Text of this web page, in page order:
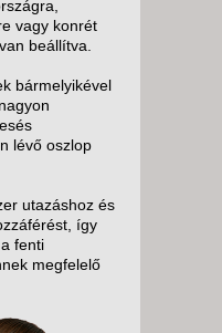
vagy konrét
beállítva.
bármelyikével
lévő oszlop
utazáshoz és
így
fenti
megfelelő